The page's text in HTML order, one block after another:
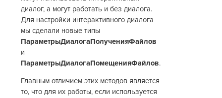
диалог, а могут работать и без диалога.
Для настройки интерактивного диалога
мы сделали новые типы
ПараметрыДиалогаПолученияФайлов
и
ПараметрыДиалогаПомещенияФайлов.
Главным отличием этих методов является
то, что для их работы, если используется